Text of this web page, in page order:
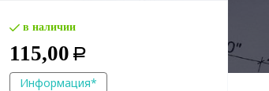
в наличии
115,00 Р
Информация*